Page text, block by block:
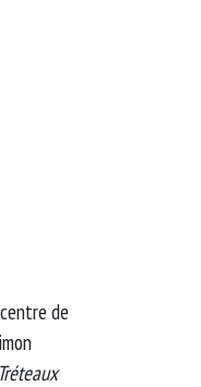
de
Tréteaux